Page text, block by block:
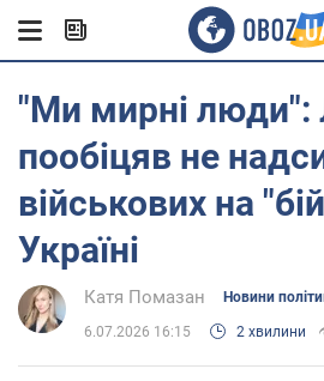
"Ми мирні люди":
пообіцяв не
військових на
Україні
Катя Помазан Новини
6.07.2026 16:15 2 хвилини